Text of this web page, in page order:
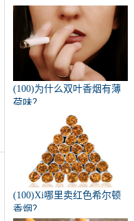
(100)为什么双叶香烟有薄
荷味？
(100)Xi哪里卖红色希尔顿
香烟？